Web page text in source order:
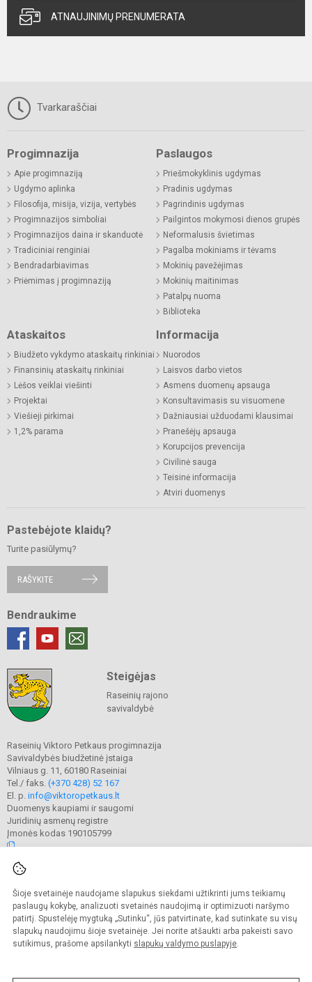
Šioje svetainėje naudojame slapukus siekdami užtikrinti jums teikiamų
paslaugų kokybę, analizuoti svetainės naudojimą ir optimizuoti naršymo
patirtį. Spustelėję mygtuką „Sutinku“, jūs patvirtinate, kad sutinkate su visų
slapukų naudojimu šioje svetainėje. Jei norite atšaukti arba pakeisti savo
sutikimus, prašome apsilankyti slapukų valdymo puslapyje.
ATNAUJINIMŲ PRENUMERATA
Tvarkaraščiai
Progimnazija
Apie progimnaziją
Ugdymo aplinka
Filosofija, misija, vizija, vertybės
Progimnazijos simboliai
Progimnazijos daina ir skanduotė
Tradiciniai renginiai
Bendradarbiavimas
Priėmimas į progimnaziją
Paslaugos
Priešmokyklinis ugdymas
Pradinis ugdymas
Pagrindinis ugdymas
Pailgintos mokymosi dienos grupės
Neformalusis švietimas
Pagalba mokiniams ir tėvams
Mokinių pavežėjimas
Mokinių maitinimas
Patalpų nuoma
Biblioteka
Ataskaitos
Biudžeto vykdymo ataskaitų rinkiniai
Finansinių ataskaitų rinkiniai
Lėšos veiklai viešinti
Projektai
Viešieji pirkimai
1,2% parama
Informacija
Nuorodos
Laisvos darbo vietos
Asmens duomenų apsauga
Konsultavimasis su visuomene
Dažniausiai užduodami klausimai
Pranešėjų apsauga
Korupcijos prevencija
Civilinė sauga
Teisinė informacija
Atviri duomenys
Pastebėjote klaidų?
Turite pasiūlymų?
RAŠYKITE
Bendraukime
Steigėjas
Raseinių rajono
savivaldybė
Raseinių Viktoro Petkaus progimnazija
Savivaldybės biudžetinė įstaiga
Vilniaus g. 11, 60180 Raseiniai
Tel./ faks. (+370 428) 52 167
El. p. info@viktoropetkaus.lt
Duomenys kaupiami ir saugomi
Juridinių asmenų registre
Įmonės kodas 190105799
Kopijuoti turinį be raštiško mokyklos administracijos sutikimo griežtai
draudžiama.
Prieinamumo paraiška Slapukų valdymas
Sumanus būdas atnaujinti